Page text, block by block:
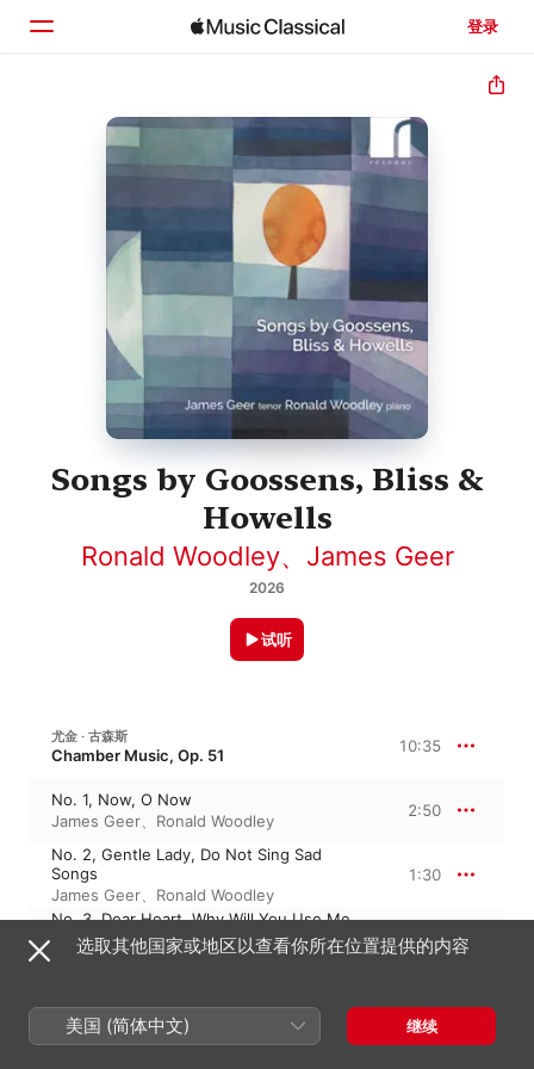
登录
主页
浏览
Songs by Goossens, Bliss &
Howells
Ronald Woodley、 James Geer
2026
试听
尤金 · 古森斯
Chamber Music, Op. 51 10:35
No. 1, Now, O Now
James Geer、 Ronald Woodley
2:50
No. 2, Gentle Lady, Do Not Sing Sad
Songs
James Geer、 Ronald Woodley
1:30
No. 3, Dear Heart, Why Will You Use Me
So?
James Geer、Ronald Woodley
1:58
James Geer、Ronald Woodley
0:58
选取其他国家或地区以查看你所在位置提供的内容
美国 (简体中文) 继续